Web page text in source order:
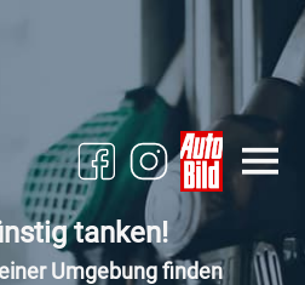
tanken!
Umgebung finden